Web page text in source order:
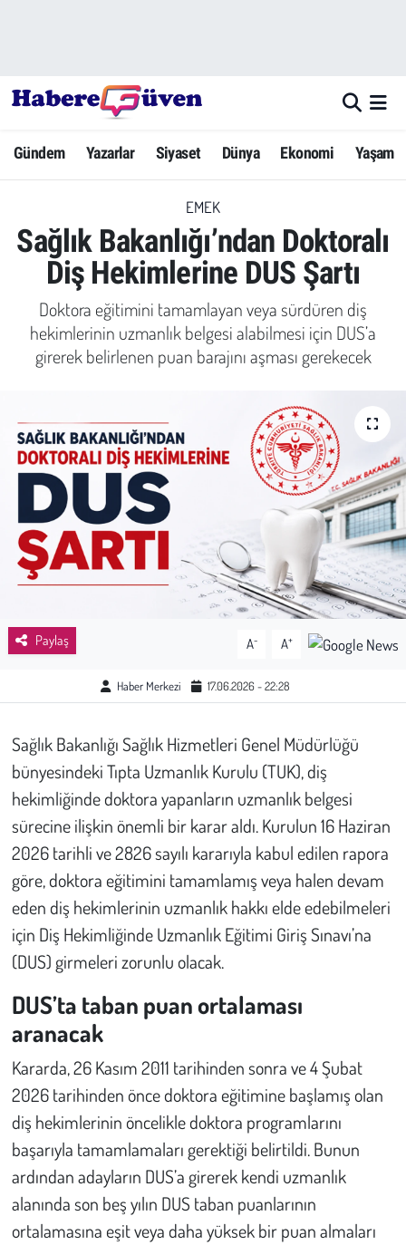
Gündem Yazarlar Siyaset Dünya Ekonomi Yaşam
EMEK
Sağlık Bakanlığı’ndan Doktoralı
Diş Hekimlerine DUS Şartı
Doktora eğitimini tamamlayan veya sürdüren diş
hekimlerinin uzmanlık belgesi alabilmesi için DUS’a
girerek belirlenen puan barajını aşması gerekecek
Paylaş A- A+
Haber Merkezi 17.06.2026 - 22:28
Sağlık Bakanlığı Sağlık Hizmetleri Genel Müdürlüğü
bünyesindeki Tıpta Uzmanlık Kurulu (TUK), diş
hekimliğinde doktora yapanların uzmanlık belgesi
sürecine ilişkin önemli bir karar aldı. Kurulun 16 Haziran
2026 tarihli ve 2826 sayılı kararıyla kabul edilen rapora
göre, doktora eğitimini tamamlamış veya halen devam
eden diş hekimlerinin uzmanlık hakkı elde edebilmeleri
için Diş Hekimliğinde Uzmanlık Eğitimi Giriş Sınavı’na
(DUS) girmeleri zorunlu olacak.
DUS’ta taban puan ortalaması
aranacak
Kararda, 26 Kasım 2011 tarihinden sonra ve 4 Şubat
2026 tarihinden önce doktora eğitimine başlamış olan
diş hekimlerinin öncelikle doktora programlarını
başarıyla tamamlamaları gerektiği belirtildi. Bunun
ardından adayların DUS’a girerek kendi uzmanlık
alanında son beş yılın DUS taban puanlarının
ortalamasına eşit veya daha yüksek bir puan almaları
Yazarlar
Dünya
Ekonomi
Yaşam
Yerel Haberler
Sağlık
Kadın
Emek
Çocuk
İnsan Hakları
Hayvan Hakları
Çevre
Galeri
Günün İçinden
Vefat İlanları
Tarih
Hukuk
Tarım
Son Dakika
Hava Durumu
Trafik Durumu
Süper Lig Puan Durumu ve Fikstür
Tüm Manşetler
Son Dakika Haberleri
Haber Arşivi